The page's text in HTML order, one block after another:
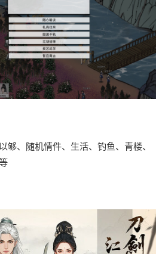
够、随机情件、生活、钓鱼、青楼、